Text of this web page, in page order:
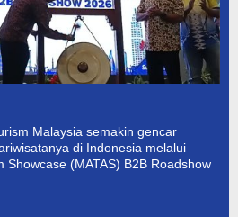
Malaysia semakin gencar
di Indonesia melalui
Showcase (MATAS) B2B Roadshow